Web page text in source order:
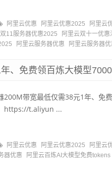
阿里云优惠 阿里云优惠2025 阿里云
11服务器优惠2025
阿里云双十一优惠
阿里云服务器优惠 阿里云服务器
、免费领百炼大模型
带宽最低仅需38元1年、免
https://t.aliyun ...
阿里云优惠 阿里云优惠2025 阿里云
器优惠 阿里云百炼AI大模型免费tokens